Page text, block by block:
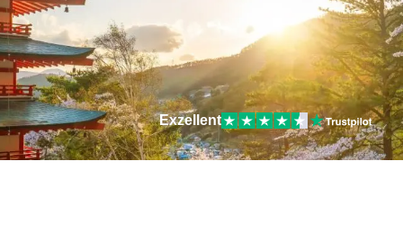
Exzellent